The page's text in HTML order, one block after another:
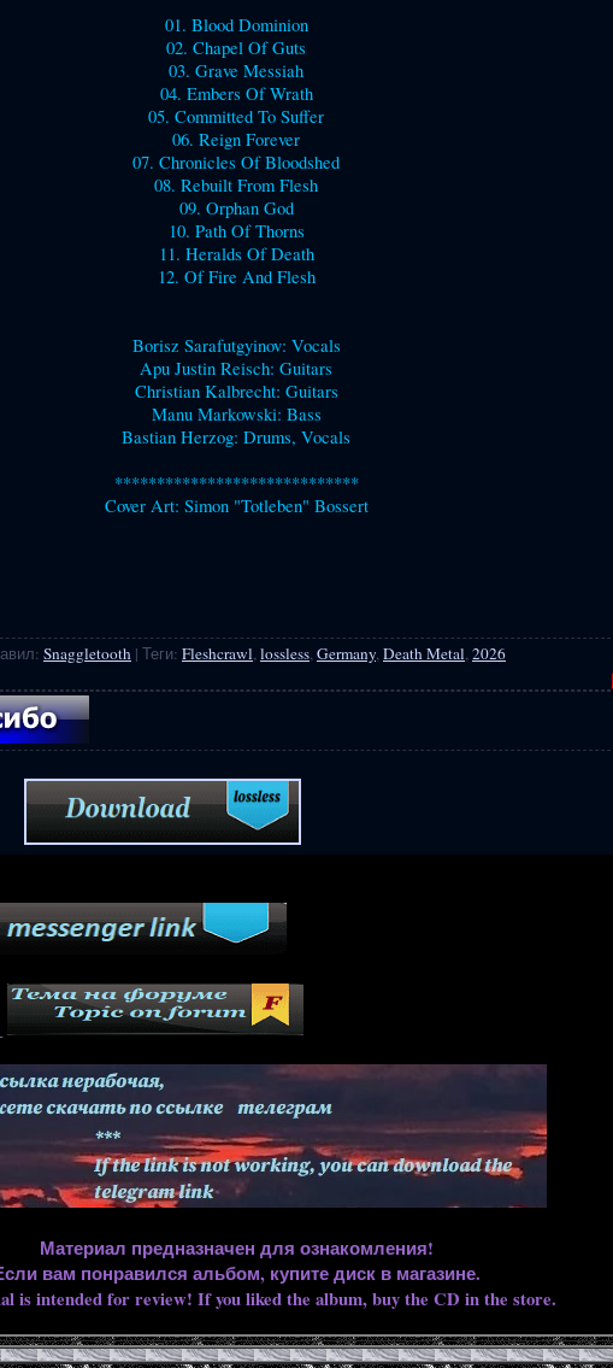
01. Blood Dominion
02. Chapel Of Guts
03. Grave Messiah
04. Embers Of Wrath
05. Committed To Suffer
06. Reign Forever
07. Chronicles Of Bloodshed
08. Rebuilt From Flesh
09. Orphan God
10. Path Of Thorns
11. Heralds Of Death
12. Of Fire And Flesh
Borisz Sarafutgyinov: Vocals
Apu Justin Reisch: Guitars
Christian Kalbrecht: Guitars
Manu Markowski: Bass
Bastian Herzog: Drums, Vocals
*****************************
Cover Art: Simon "Totleben" Bossert
: Snaggletooth | Теги: Fleshcrawl,lossless,Germany,Death Metal,2026
Материал предназначен для ознакомления!
вам понравился альбом, купите диск в магазине.
is intended for review! If you liked the album, buy the CD in the store.